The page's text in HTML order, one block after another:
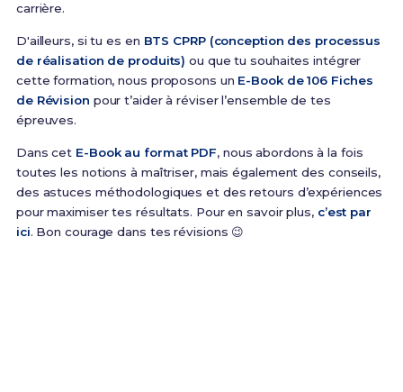
carrière.
D'ailleurs, si tu es en BTS CPRP (conception des processus
de réalisation de produits) ou que tu souhaites intégrer
cette formation, nous proposons un E-Book de 106 Fiches
de Révision pour t’aider à réviser l’ensemble de tes
épreuves.
Dans cet E-Book au format PDF, nous abordons à la fois
toutes les notions à maîtriser, mais également des conseils,
des astuces méthodologiques et des retours d’expériences
pour maximiser tes résultats. Pour en savoir plus, c’est par
ici. Bon courage dans tes révisions 😉